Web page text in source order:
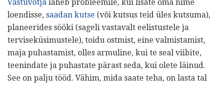
Vastuvõtja läheb probleemile, kui lisate oma nime
loendisse, saadan kutse (või kutsus teid üles kutsuma),
planeerides sööki (sageli vastavalt eelistustele ja
terviseküsimustele), toidu ostmist, eine valmistamist,
maja puhastamist, olles armuline, kui te seal viibite,
teenindate ja puhastate pärast seda, kui olete läinud.
See on palju tööd. Vähim, mida saate teha, on lasta tal